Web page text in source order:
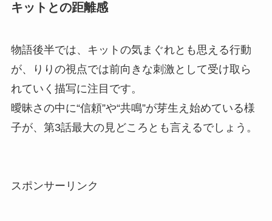
キットとの距離感
物語後半では、キットの気まぐれとも思える行動
が、りりの視点では前向きな刺激として受け取ら
れていく描写に注目です。
曖昧さの中に“信頼”や“共鳴”が芽生え始めている様
子が、第3話最大の見どころとも言えるでしょう。
スポンサーリンク